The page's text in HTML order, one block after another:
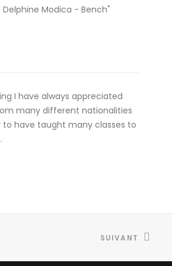
I have always appreciated
many different nationalities
to have taught many classes to
SUIVANT